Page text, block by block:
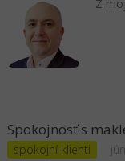
Z
Spokojnosť s
spokojní klienti